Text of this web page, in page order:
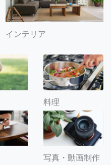
インテリア
料理
写真・動画制作